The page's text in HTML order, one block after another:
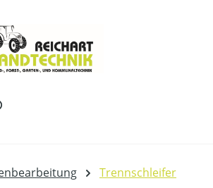
Trennschleifer